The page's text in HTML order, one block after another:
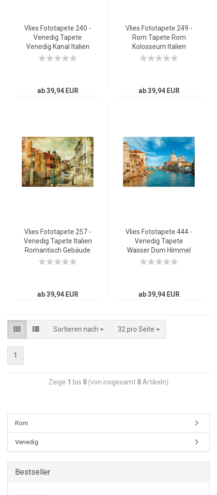
Vlies Fototapete 240 -
Venedig Tapete
Venedig Kanal Italien
Boot Wasser grau
ab 39,94 EUR
Vlies Fototapete 249 -
Rom Tapete Rom
Kolosseum Italien
Landschaft Architektur
ab 39,94 EUR
Vlies Fototapete 257 -
Venedig Tapete Italien
Romantisch Gebäude
braun
ab 39,94 EUR
Vlies Fototapete 444 -
Venedig Tapete
Wasser Dom Himmel
Häuser Italien blau
ab 39,94 EUR
Sortieren nach 32 pro Seite
1
Zeige 1 bis 8 (von insgesamt 8 Artikeln)
Rom
Venedig
Bestseller